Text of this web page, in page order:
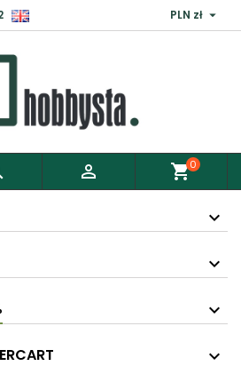
PLN zł 
 shopping_cart0
×
do Schowka, musisz się
Zaloguj